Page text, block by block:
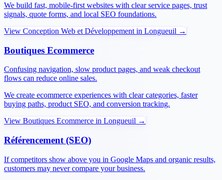
We build fast, mobile-first websites with clear service pages, trust
signals, quote forms, and local SEO foundations.
View Conception Web et Développement in Longueuil →
Boutiques Ecommerce
Confusing navigation, slow product pages, and weak checkout
flows can reduce online sales.
We create ecommerce experiences with clear categories, faster
buying paths, product SEO, and conversion tracking.
View Boutiques Ecommerce in Longueuil →
Référencement (SEO)
If competitors show above you in Google Maps and organic results,
customers may never compare your business.